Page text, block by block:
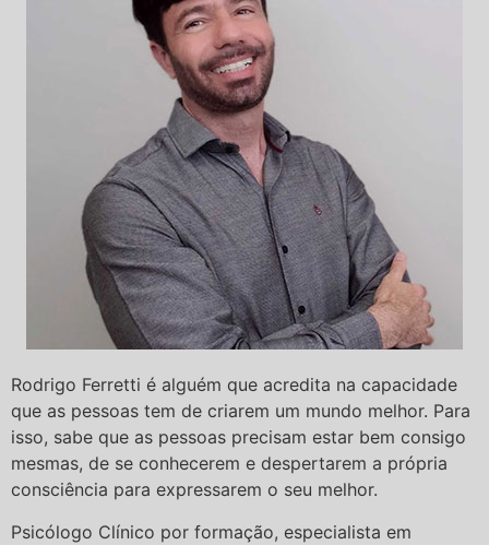
Rodrigo Ferretti é alguém que acredita na capacidade
que as pessoas tem de criarem um mundo melhor. Para
isso, sabe que as pessoas precisam estar bem consigo
mesmas, de se conhecerem e despertarem a própria
consciência para expressarem o seu melhor.
Psicólogo Clínico por formação, especialista em